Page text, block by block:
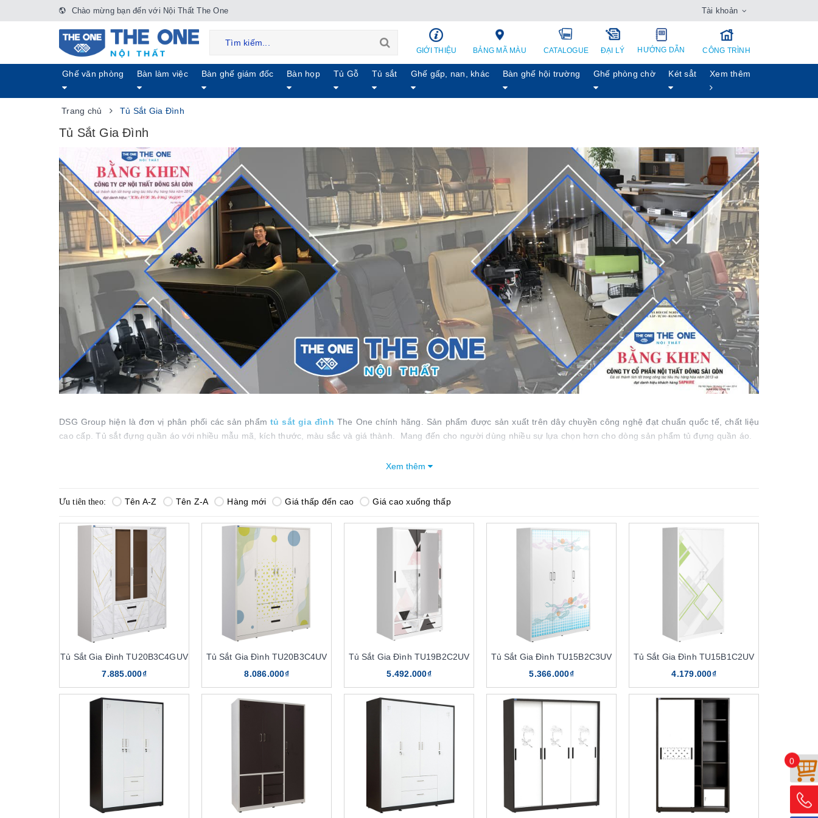
Chào mừng bạn đến với Nội Thất The One Tài khoản
GIỚI THIỆU BẢNG MÃ MÀU CATALOGUE ĐẠI LÝ HƯỚNG DẪN CÔNG TRÌNH
Ghế văn phòng Bàn làm việc Bàn ghế giám đốc Bàn họp Tủ Gỗ Tủ sắt Ghế gấp, nan, khác Bàn ghế hội trường Ghế phòng chờ Két sẳt Xem thêm
Trang chủ Tủ Sắt Gia Đình
Tủ Sắt Gia Đình
DSG Group hiện là đơn vị phân phối các sản phẩm tủ sắt gia đình The One chính hãng. Sản phẩm được sản xuất trên dây chuyền công nghệ đạt chuẩn quốc tế, chất liệu
cao cấp. Tủ sắt đựng quần áo với nhiều mẫu mã, kích thước, màu sắc và giá thành. Mang đến cho người dùng nhiều sự lựa chọn hơn cho dòng sản phẩm tủ đựng quần áo.
Mục lục bài viết
Chất liệu cao cấp, bền bỉ
Tủ có nhiều tính năng
Tủ sắt gia đình đạt chuẩn chất lượng quốc tế
Tuổi thọ cao
Hướng dẫn chọn mua tủ sắt gia đình phù hợp
Lựa chọn tủ sắt gia đình dựa trên kích thước
Tủ sắt gia đình The One có thiết kế công năng tiện dụng
Thiết kế kiểu dáng, màu sắc tủ sắt gia đình
Nhà phân phối sản phẩm tủ sắt gia đình chính hãng The One
Xem thêm
Ưu tiên theo: Tên A-Z Tên Z-A Hàng mới Giá thấp đến cao Giá cao xuống thấp
Tủ Sắt Gia Đình TU20B3C4GUV
7.885.000₫
Tủ Sắt Gia Đình TU20B3C4UV
8.086.000₫
Tủ Sắt Gia Đình TU19B2C2UV
5.492.000₫
Tủ Sắt Gia Đình TU15B2C3UV
5.366.000₫
Tủ Sắt Gia Đình TU15B1C2UV
4.179.000₫
0